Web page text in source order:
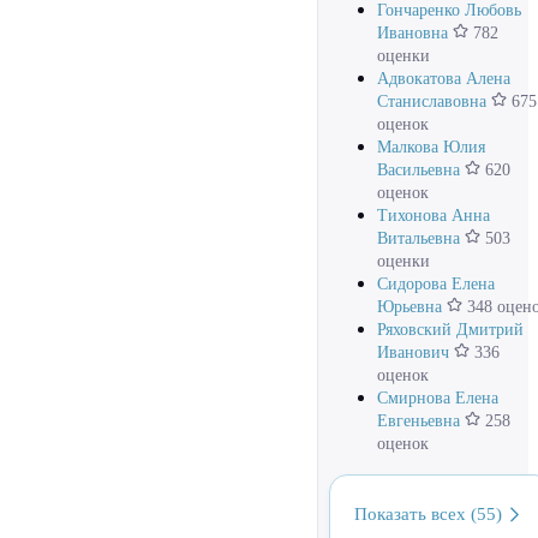
Гончаренко Любовь
Ивановна
782
оценки
Адвокатова Алена
Станиславовна
675
оценок
Малкова Юлия
Васильевна
620
оценок
Тихонова Анна
Витальевна
503
оценки
Сидорова Елена
Юрьевна
348
Ряховский Дмитрий
Иванович
336
оценок
Смирнова Елена
Евгеньевна
258
оценок
Показать всех (55)